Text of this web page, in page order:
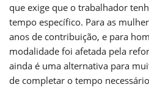
que exige que o trabalhador
tempo específico. Para as
anos de contribuição, e para
modalidade foi afetada pela
ainda é uma alternativa para
de completar o tempo